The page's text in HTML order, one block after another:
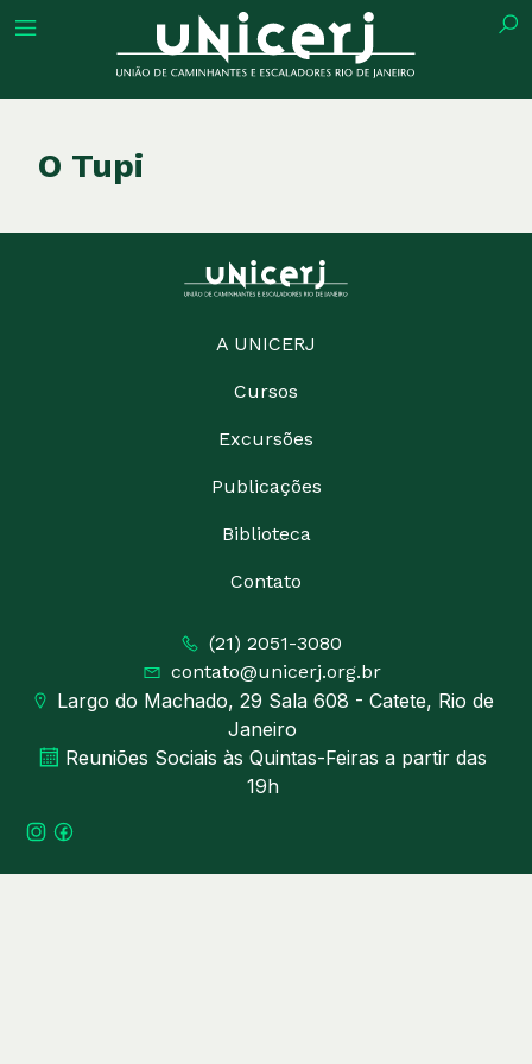
O Tupi
A UNICERJ
Cursos
Excursões
Publicações
Biblioteca
Contato
(21) 2051-3080
contato@unicerj.org.br
Largo do Machado, 29 Sala 608 - Catete, Rio de
Janeiro
Reuniões Sociais às Quintas-Feiras a partir das
19h